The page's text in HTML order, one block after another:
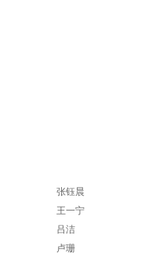
张钰晨
王一宁
吕洁
卢珊